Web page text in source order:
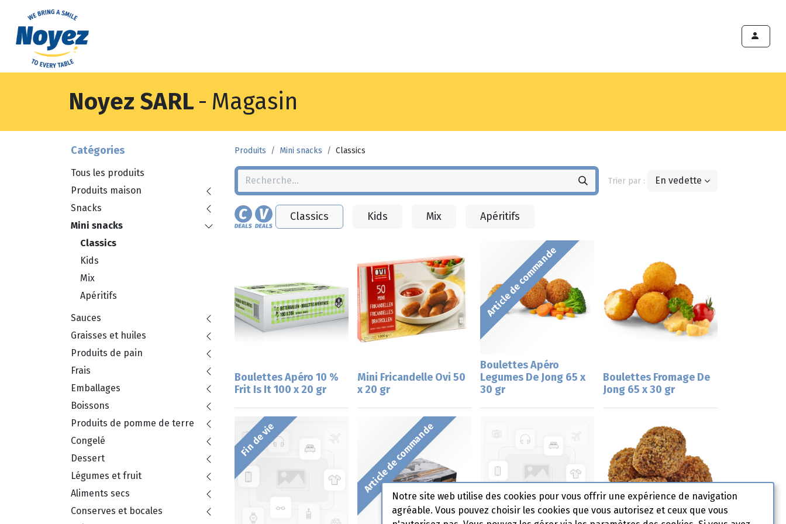
Noyez SARL- Magasin
Catégories
Tous les produits
Produits maison
Snacks
Mini snacks
Classics
Kids
Mix
Apéritifs
Sauces
Graisses et huiles
Produits de pain
Frais
Emballages
Boissons
Produits de pomme de terre
Congelé
Dessert
Légumes et fruit
Aliments secs
Conserves et bocales
Produits Mini snacks Classics
Trier par : En vedette
Classics Kids Mix Apéritifs
Boulettes Apéro 10 %
Frit Is It 100 x 20 gr
Mini Fricandelle Ovi 50
x 20 gr
Article de commande
Boulettes Apéro
Legumes De Jong 65 x
30 gr
Boulettes Fromage De
Jong 65 x 30 gr
Fin de vie Article de commande
Notre site web utilise des cookies pour vous offrir une expérience de navigation
agréable. Vous pouvez choisir les cookies que vous autorisez et ceux que vous